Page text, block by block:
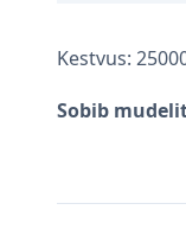
Kestvus:
Sobib